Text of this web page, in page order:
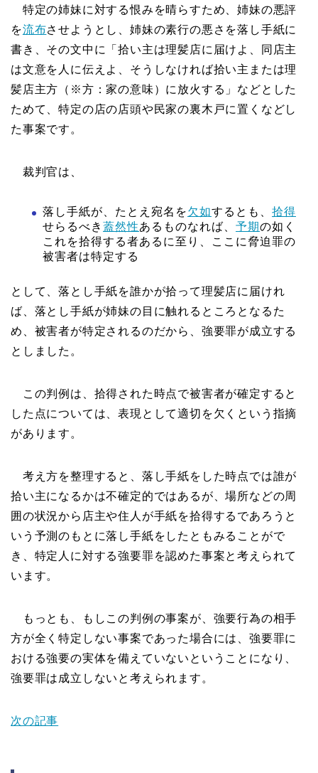
特定の姉妹に対する恨みを晴らすため、姉妹の悪評
を流布させようとし、姉妹の素行の悪さを落し手紙に
書き、その文中に「拾い主は理髪店に届けよ、同店主
は文意を人に伝えよ、そうしなければ拾い主または理
髪店主方（※方：家の意味）に放火する」などとした
ためて、特定の店の店頭や民家の裏木戸に置くなどし
た事案です。
裁判官は、
落し手紙が、たとえ宛名を欠如するとも、 拾得
せらるべき 蓋然性あるものなれば、 予期の如く
これを拾得する者あるに至り、ここに脅迫罪の
被害者は特定する
として、落とし手紙を誰かが拾って理髪店に届けれ
ば、落とし手紙が姉妹の目に触れるところとなるた
め、被害者が特定されるのだから、強要罪が成立する
としました。
この判例は、拾得された時点で被害者が確定すると
した点については、表現として適切を欠くという指摘
があります。
考え方を整理すると、落し手紙をした時点では誰が
拾い主になるかは不確定的ではあるが、場所などの周
囲の状況から店主や住人が手紙を拾得するであろうと
いう予測のもとに落し手紙をしたともみることがで
き、特定人に対する強要罪を認めた事案と考えられて
います。
もっとも、もしこの判例の事案が、強要行為の相手
方が全く特定しない事案であった場合には、強要罪に
おける強要の実体を備えていないということになり、
強要罪は成立しないと考えられます。
次の記事